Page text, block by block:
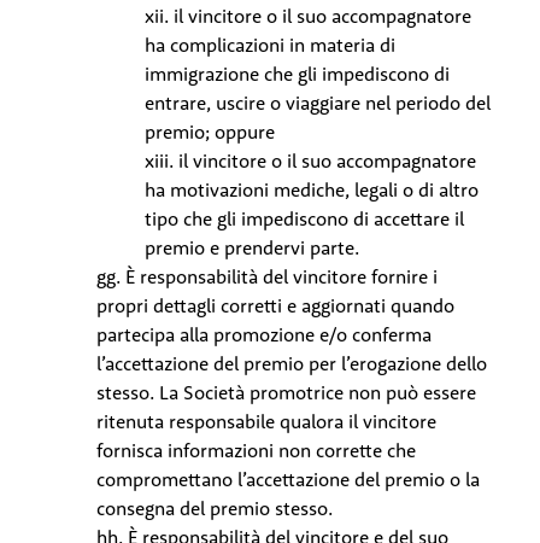
xii. il vincitore o il suo accompagnatore
ha complicazioni in materia di
immigrazione che gli impediscono di
entrare, uscire o viaggiare nel periodo del
premio; oppure
xiii. il vincitore o il suo accompagnatore
ha motivazioni mediche, legali o di altro
tipo che gli impediscono di accettare il
premio e prendervi parte.
gg. È responsabilità del vincitore fornire i
propri dettagli corretti e aggiornati quando
partecipa alla promozione e/o conferma
l’accettazione del premio per l’erogazione dello
stesso. La Società promotrice non può essere
ritenuta responsabile qualora il vincitore
fornisca informazioni non corrette che
compromettano l’accettazione del premio o la
consegna del premio stesso.
hh. È responsabilità del vincitore e del suo